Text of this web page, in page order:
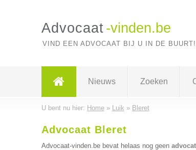
Advocaat -vinden.be
VIND EEN ADVOCAAT BIJ U IN DE BUURT!
Nieuws Zoeken
U bent nu hier: Home» Luik » Bleret
Advocaat Bleret
Advocaat-vinden.be bevat helaas nog geen